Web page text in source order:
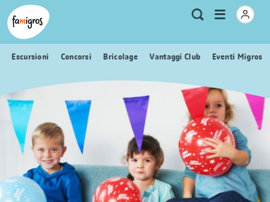
Navigazione
segnalibri
Header
Logo Metanavigazione
Ricerca
Apri
menu
Escursioni Concorsi Bricolage Vantaggi Club Eventi Migros